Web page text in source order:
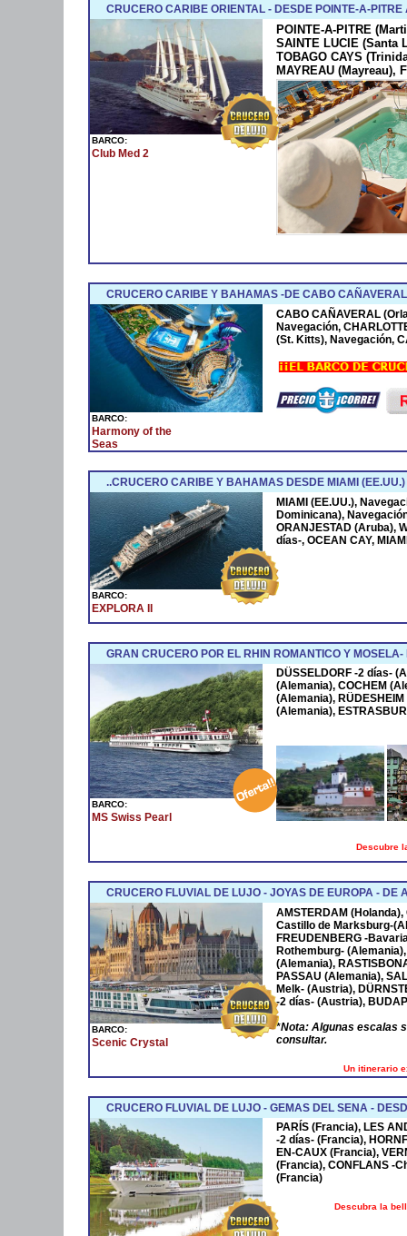
CRUCERO CARIBE ORIENTAL - DESDE POINTE-A-PITRE
BARCO:
Club Med 2
POINTE-A-PITRE
SAINTE LUCIE (Santa
TOBAGO CAYS
MAYREAU (Mayreau),
CRUCERO CARIBE Y BAHAMAS -DE CABO
BARCO:
Harmony of the
Seas
CABO CAÑAVERAL
Navegación,
(St. Kitts), Navegación,
..CRUCERO CARIBE Y BAHAMAS DESDE MIAMI (EE.UU.)
BARCO:
EXPLORA II
MIAMI (EE.UU.),
Dominicana),
ORANJESTAD (Aruba),
días-, OCEAN CAY,
GRAN CRUCERO POR EL RHIN ROMANTICO Y
BARCO:
MS Swiss Pearl
DÜSSELDORF -2 días-
(Alemania), COCHEM
(Alemania),
(Alemania),
Descubre
CRUCERO FLUVIAL DE LUJO - JOYAS DE EUROPA - DE
BARCO:
Scenic Crystal
AMSTERDAM (Holanda),
Castillo de Marksburg-
FREUDENBERG -
Rothemburg-
(Alemania),
PASSAU (Alemania),
Melk- (Austria),
-2 días- (Austria),
*Nota: Algunas escalas
consultar.
Un itinerario
CRUCERO FLUVIAL DE LUJO - GEMAS DEL SENA -
PARÍS (Francia), LES
-2 días- (Francia),
EN-CAUX (Francia),
(Francia), CONFLANS -
(Francia)
Descubra la